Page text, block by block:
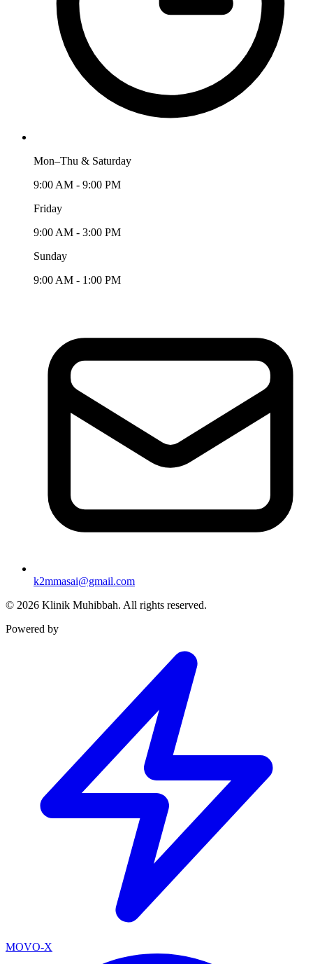
Mon–Thu & Saturday
9:00 AM - 9:00 PM
Friday
9:00 AM - 3:00 PM
Sunday
9:00 AM - 1:00 PM
k2mmasai@gmail.com
© 2026 Klinik Muhibbah. All rights reserved.
Powered by
MOVO-X